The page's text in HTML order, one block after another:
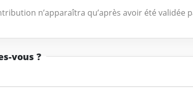
n’apparaîtra qu’après avoir été validée
vous ?